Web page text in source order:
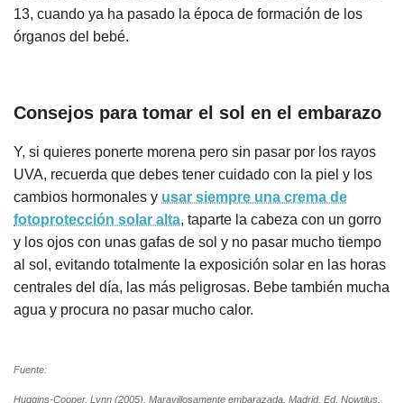
13, cuando ya ha pasado la época de formación de los
órganos del bebé.
Consejos para tomar el sol en el embarazo
Y, si quieres ponerte morena pero sin pasar por los rayos
UVA, recuerda que debes tener cuidado con la piel y los
cambios hormonales y usar siempre una crema de
fotoprotección solar alta, taparte la cabeza con un gorro
y los ojos con unas gafas de sol y no pasar mucho tiempo
al sol, evitando totalmente la exposición solar en las horas
centrales del día, las más peligrosas. Bebe también mucha
agua y procura no pasar mucho calor.
Fuente:
Huggins-Cooper, Lynn (2005), Maravillosamente embarazada, Madrid, Ed, Nowtilus.